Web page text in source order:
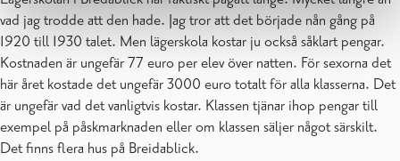
vad jag trodde att den hade. Jag tror att det började nån gång på
1920 till 1930 talet. Men lägerskola kostar ju också såklart pengar.
Kostnaden är ungefär 77 euro per elev över natten. För sexorna det
här året kostade det ungefär 3000 euro totalt för alla klasserna. Det
är ungefär vad det vanligtvis kostar. Klassen tjänar ihop pengar till
exempel på påskmarknaden eller om klassen säljer något särskilt.
Det finns flera hus på Breidablick.